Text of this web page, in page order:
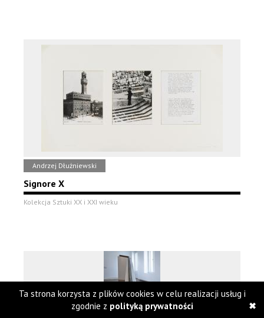
Andrzej Dłużniewski
Signore X
Kolekcja Sztuki XX i XXI wieku
Ta strona korzysta z plików cookies w celu realizacji usług i
zgodnie z polityką prywatności